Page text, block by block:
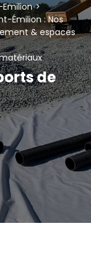
Émilion : Nos
& espaces
de